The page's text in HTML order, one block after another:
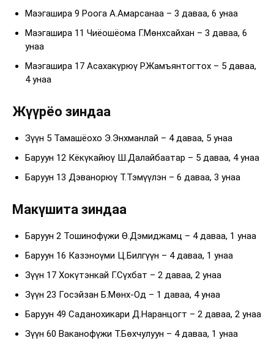
Маэгашира 9 Роога А.Амарсанаа – 3 даваа, 6 унаа
Маэгашира 11 Чиёошёома Г.Мөнхсайхан – 3 даваа, 6
унаа
Маэгашира 17 Асахакүрюү Р.Жамъянтогтох – 5 даваа,
4 унаа
Жүүрёо зиндаа
Зүүн 5 Тамашёохо Э.Энхманлай – 4 даваа, 5 унаа
Баруун 12 Кёкүкайюү Ш.Далайбаатар – 5 даваа, 4 унаа
Баруун 13 Дэванорюү Т.Тэмүүлэн – 6 даваа, 3 унаа
Макүшита зиндаа
Баруун 2 Тошинофүжи Ө.Дэмиджамц – 4 даваа, 1 унаа
Баруун 16 Казэноүми Ц.Билгүүн – 4 даваа, 1 унаа
Зүүн 17 Хокүтэнкай Г.Сүхбат – 2 даваа, 2 унаа
Зүүн 23 Госэйзан Б.Мөнх-Од – 1 даваа, 4 унаа
Баруун 49 Саданохикари Д.Наранцогт – 2 даваа, 2 унаа
Зүүн 60 Ваканофүжи Т.Бөхчулуун – 4 даваа, 1 унаа